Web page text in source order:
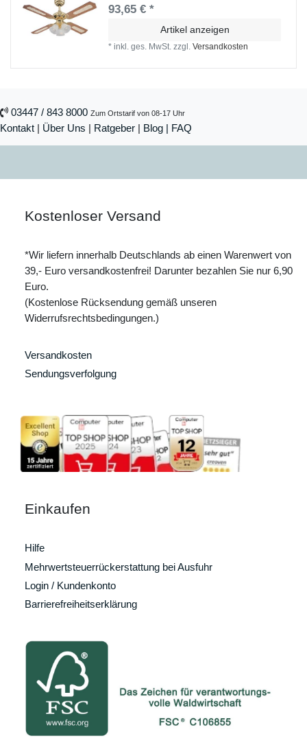
93,65 € *
Artikel anzeigen
*inkl. ges. MwSt. zzgl.Versandkosten
03447 / 843 8000 Zum Ortstarif von 08-17 Uhr
Kontakt | Über Uns | Ratgeber | Blog | FAQ
Kostenloser Versand
*Wir liefern innerhalb Deutschlands ab einen Warenwert von
39,- Euro versandkostenfrei! Darunter bezahlen Sie nur 6,90
Euro.
(Kostenlose Rücksendung gemäß unseren
Widerrufsrechtsbedingungen.)
Versandkosten
Sendungsverfolgung
Einkaufen
Hilfe
Mehrwertsteuerrückerstattung bei Ausfuhr
Login / Kundenkonto
Barrierefreiheitserklärung